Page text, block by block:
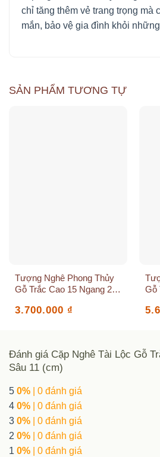
chỉ tăng thêm vẻ trang trọng mà
mắn, bảo vệ gia đình khỏi
SẢN PHẨM TƯƠNG TỰ
Tượng Nghê Phong Thủy
Gỗ Trắc Cao 15 Ngang 24
3.700.000 ₫
Gỗ
Đánh giá Cặp Nghê Tài Lộc Gỗ
Sâu 11 (cm)
5 0% | 0 đánh giá
4 0% | 0 đánh giá
3 0% | 0 đánh giá
2 0% | 0 đánh giá
1 0% | 0 đánh giá